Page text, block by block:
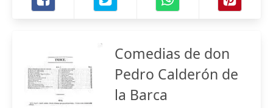
Comedias de don
Pedro Calderón de
la Barca